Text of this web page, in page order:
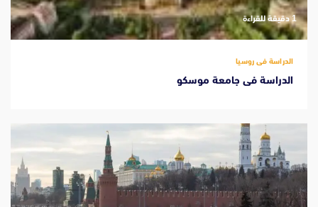
‫1 دقيقة للقراءة
الدراسة فى روسيا
الدراسة فى جامعة موسكو